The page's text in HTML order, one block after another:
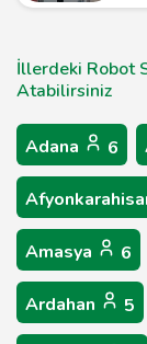
İllerdeki Robot
Atabilirsiniz
Adana 6
Amasya 6
Ardahan 5